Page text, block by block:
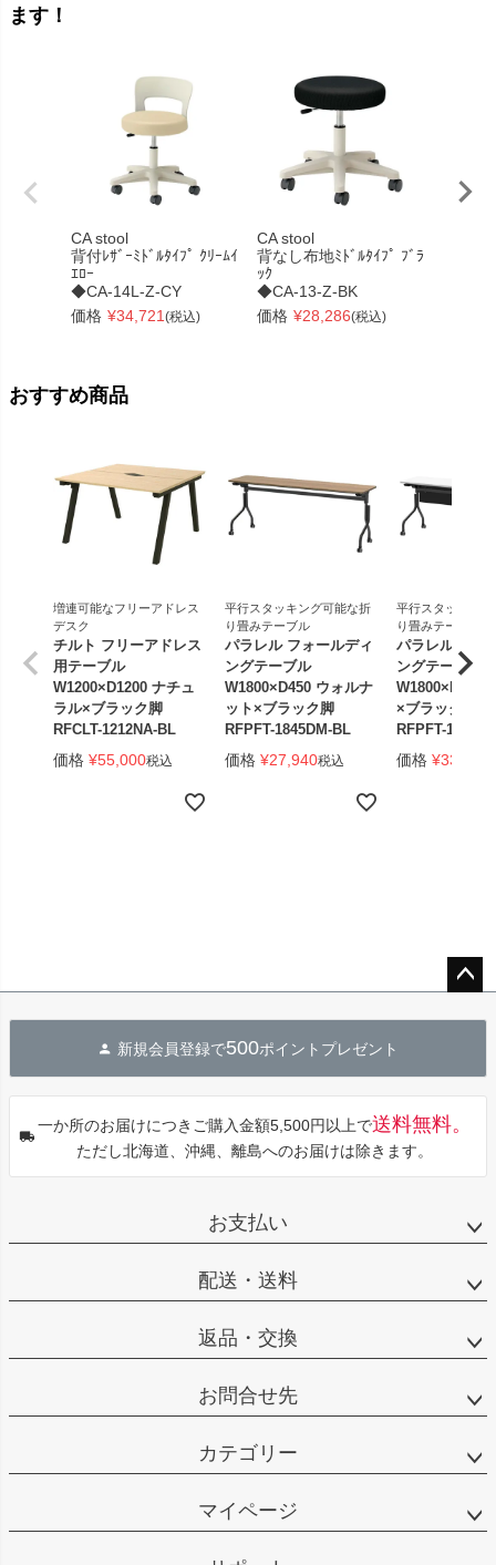
ます！
CA stool
背付ﾚｻﾞｰﾐﾄﾞﾙﾀｲﾌﾟ ｸﾘｰﾑｲ
ｴﾛｰ
◆CA-14L-Z-CY
価格 ¥34,721 (税込)
CA stool
背なし布地ﾐﾄﾞﾙﾀｲﾌﾟ ﾌﾞﾗ
ｯｸ
◆CA-13-Z-BK
価格 ¥28,286(税込)
おすすめ商品
増連可能なフリーアドレス
デスク
チルト フリーアドレス
用テーブル
W1200×D1200 ナチュ
ラル×ブラック脚
RFCLT-1212NA-BL
価格 ¥55,000税込
平行スタッキング可能な折
り畳みテーブル
パラレル フォールディ
ングテーブル
W1800×D450 ウォルナ
ット×ブラック脚
RFPFT-1845DM-BL
価格 ¥27,940税込
平行スタッキン
り畳みテーブル
パラレル フォ
ングテーブル
W1800×D450
×ブラック脚
RFPFT-
価格 ¥33,440
へ
新規会員登録で500ポイントプレゼント
一か所のお届けにつきご購入金額5,500円以上で送料無料。
ただし北海道、沖縄、離島へのお届けは除きます。
お支払い
配送・送料
返品・交換
お問合せ先
カテゴリー
マイページ